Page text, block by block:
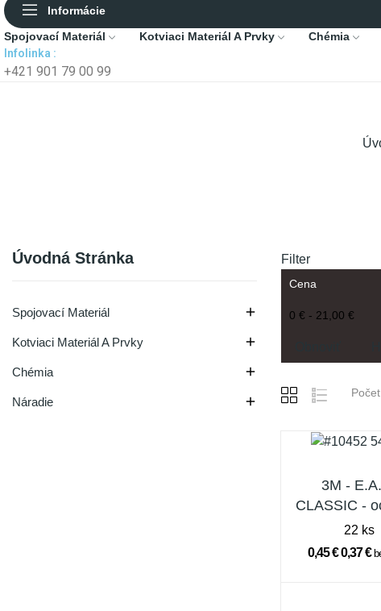
Informácie
Spojovací Materiál Kotviaci Materiál A Prvky Chémia
Infolinka :
+421 901 79 00 99
Úvodná Stránka
Spojovací Materiál 
Kotviaci Materiál A Prvky 
Chémia 
Náradie 
Filter
Cena
0 € - 21,00 €
3M -
CLASSIC -
sluchu - 1
22 ks
0,45 €0,37 €